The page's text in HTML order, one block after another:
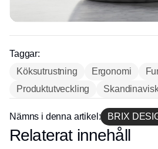
Taggar:
Köksutrustning
Ergonomi
Produktutveckling
Nämns i denna artikel: BRIX
Annons
Relaterat innehåll